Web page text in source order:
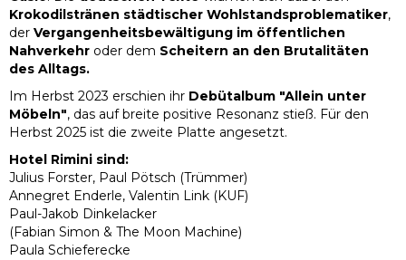
Krokodilstränen städtischer Wohlstandsproblematiker,
der Vergangenheitsbewältigung im öffentlichen
Nahverkehr oder dem Scheitern an den Brutalitäten
des Alltags.
Im Herbst 2023 erschien ihr Debütalbum "Allein unter
Möbeln", das auf breite positive Resonanz stieß. Für den
Herbst 2025 ist die zweite Platte angesetzt.
Hotel Rimini sind:
Julius Forster, Paul Pötsch (Trümmer)
Annegret Enderle, Valentin Link (KUF)
Paul-Jakob Dinkelacker
(Fabian Simon & The Moon Machine)
Paula Schieferecke